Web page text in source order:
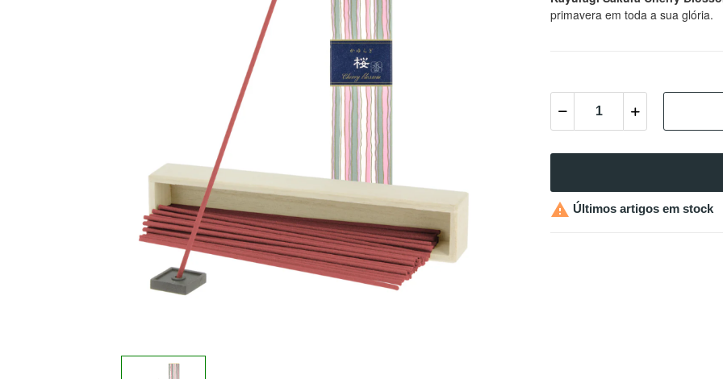
primavera em toda a sua glória.
 Últimos artigos em stock